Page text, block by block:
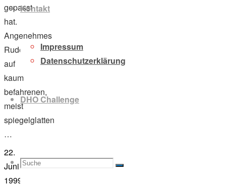
Kontakt
Impressum
Datenschutzerklärung
DHO Challenge
Suche
Suchen
Suche
gepasst
hat.
Angenehmes
Ruderwetter
auf
kaum
befahrenen,
meist
spiegelglatten
…
22.
Juni
1999